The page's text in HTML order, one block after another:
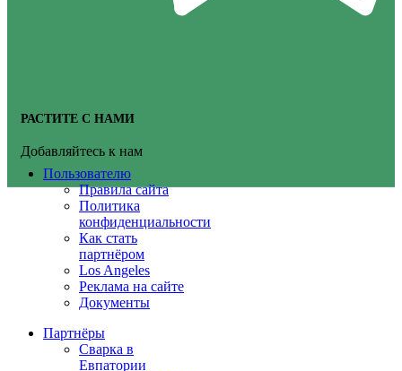
РАСТИТЕ С НАМИ
Добавляйтесь к нам
Пользователю
Правила сайта
Политика
конфиденциальности
Как стать
партнёром
Los Angeles
Реклама на сайте
Документы
Партнёры
Сварка в
Евпатории